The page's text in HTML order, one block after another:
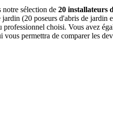
notre sélection de 20 installateurs
(20 poseurs d'abris de jardin
choisi. Vous avez
vous permettra de comparer les